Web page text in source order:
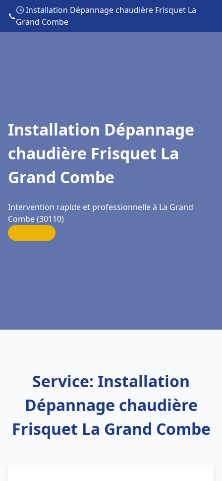
📞
🕒 Installation Dépannage chaudière Frisquet La
Grand Combe
Installation Dépannage
chaudière Frisquet La
Grand Combe
Intervention rapide et professionnelle à La Grand
Combe (30110)
Service: Installation
Dépannage chaudière
Frisquet La Grand Combe